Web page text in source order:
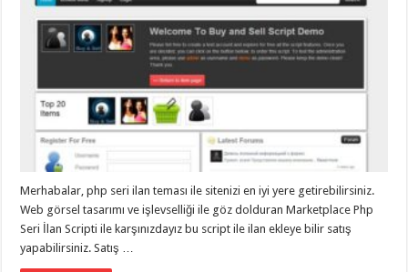
taşımacılık,
gaziantep
taşımacılık,
taşımacılık,
gaziantep
gaziantep
evden
taşımacılık,
gaziantep
Merhabalar, php seri ilan teması ile sitenizi en iyi yere getirebilirsiniz.
Web görsel tasarımı ve işlevselliği ile göz dolduran Marketplace Php
Seri İlan Scripti ile karşınızdayız bu script ile ilan ekleye bilir satış
yapabilirsiniz. Satış …